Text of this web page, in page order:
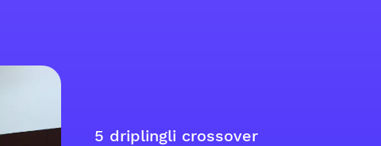
5 driplingli crossover